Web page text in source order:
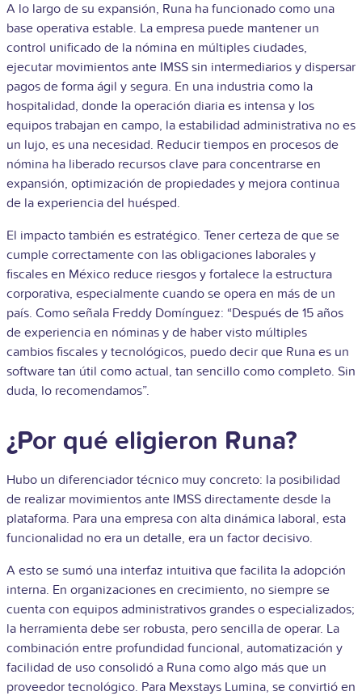
A lo largo de su expansión, Runa ha funcionado como una
base operativa estable. La empresa puede mantener un
control unificado de la nómina en múltiples ciudades,
ejecutar movimientos ante IMSS sin intermediarios y dispersar
pagos de forma ágil y segura. En una industria como la
hospitalidad, donde la operación diaria es intensa y los
equipos trabajan en campo, la estabilidad administrativa no es
un lujo, es una necesidad. Reducir tiempos en procesos de
nómina ha liberado recursos clave para concentrarse en
expansión, optimización de propiedades y mejora continua
de la experiencia del huésped.
El impacto también es estratégico. Tener certeza de que se
cumple correctamente con las obligaciones laborales y
fiscales en México reduce riesgos y fortalece la estructura
corporativa, especialmente cuando se opera en más de un
país. Como señala Freddy Domínguez: “Después de 15 años
de experiencia en nóminas y de haber visto múltiples
cambios fiscales y tecnológicos, puedo decir que Runa es un
software tan útil como actual, tan sencillo como completo. Sin
duda, lo recomendamos”.
¿Por qué eligieron Runa?
Hubo un diferenciador técnico muy concreto: la posibilidad
de realizar movimientos ante IMSS directamente desde la
plataforma. Para una empresa con alta dinámica laboral, esta
funcionalidad no era un detalle, era un factor decisivo.
A esto se sumó una interfaz intuitiva que facilita la adopción
interna. En organizaciones en crecimiento, no siempre se
cuenta con equipos administrativos grandes o especializados;
la herramienta debe ser robusta, pero sencilla de operar. La
combinación entre profundidad funcional, automatización y
facilidad de uso consolidó a Runa como algo más que un
proveedor tecnológico. Para Mexstays Lumina, se convirtió en